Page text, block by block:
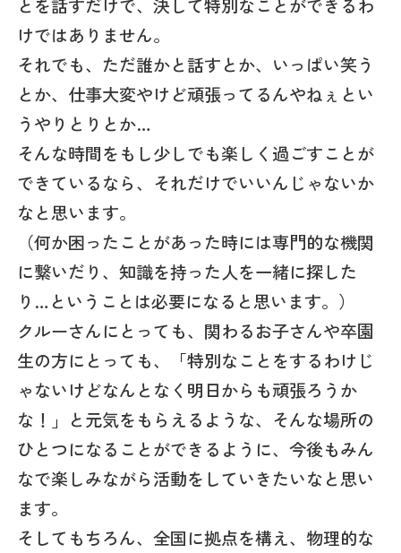
けではありません。
それでも、ただ誰かと話すとか、いっぱい笑う
とか、仕事大変やけど頑張ってるんやねぇとい
うやりとりとか…
そんな時間をもし少しでも楽しく過ごすことが
できているなら、それだけでいいんじゃないか
なと思います。
（何か困ったことがあった時には専門的な機関
に繋いだり、知識を持った人を一緒に探した
り…ということは必要になると思います。）
クルーさんにとっても、関わるお子さんや卒園
生の方にとっても、「特別なことをするわけじ
ゃないけどなんとなく明日からも頑張ろうか
な！」と元気をもらえるような、そんな場所の
ひとつになることができるように、今後もみん
なで楽しみながら活動をしていきたいなと思い
ます。
そしてもちろん、全国に拠点を構え、物理的な